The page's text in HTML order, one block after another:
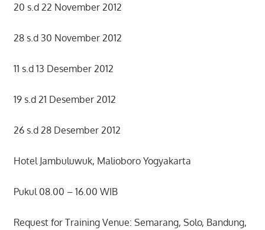
20 s.d 22 November 2012
28 s.d 30 November 2012
11 s.d 13 Desember 2012
19 s.d 21 Desember 2012
26 s.d 28 Desember 2012
Hotel Jambuluwuk, Malioboro Yogyakarta
Pukul 08.00 – 16.00 WIB
Request for Training Venue: Semarang, Solo, Bandung,